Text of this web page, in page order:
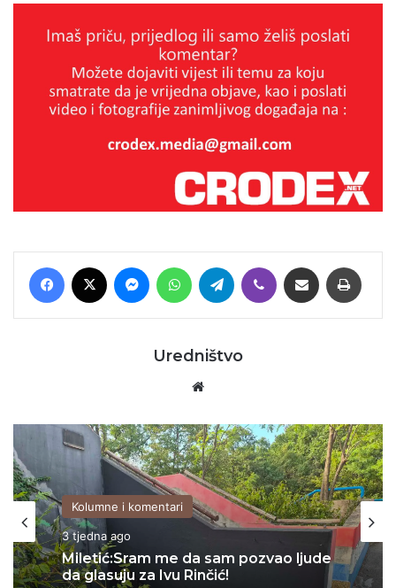
Facebook MessengerWhatsAppTelegram Viber Podijeli putem E-maila
Uredništvo
Kolumne i komentari
3 tjedna ago
Kolumne i komentari
06/07/2026
Za Sedlarov ‘Vukovar’ nula, a ‘Svadbi’
stotine tisuća eura?